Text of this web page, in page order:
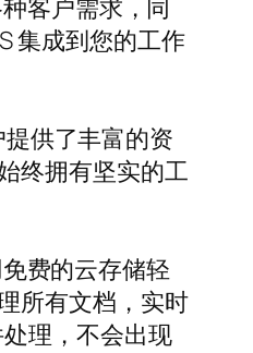
客户需求，同
集成到您的工作
供了丰富的资
终拥有坚实的工
费的云存储轻
所有文档，实时
理，不会出现